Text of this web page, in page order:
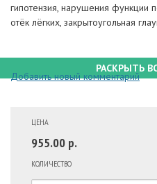
гипотензия, нарушения функции
отёк лёгких, закрытоугольная
РАСКРЫТЬ
Добавить новый комментарий
ЦЕНА
955.00 р.
КОЛИЧЕСТВО